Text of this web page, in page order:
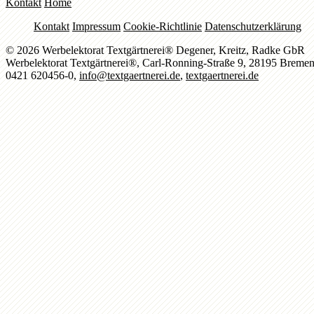
Kontakt Home
Kontakt Impressum Cookie-Richtlinie Datenschutzerklärung
© 2026 Werbelektorat Textgärtnerei® Degener, Kreitz, Radke GbR
Werbelektorat Textgärtnerei®, Carl-Ronning-Straße 9, 28195 Bremen
0421 620456-0,info@textgaertnerei.de,textgaertnerei.de